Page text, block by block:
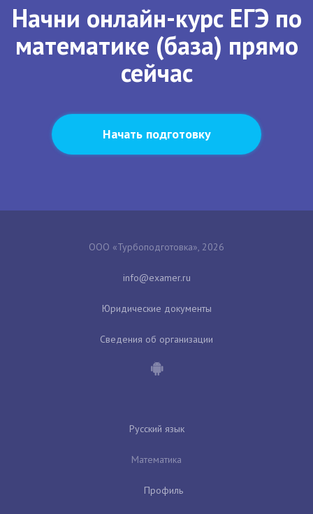
Начни онлайн-курс ЕГЭ по
математике (база) прямо
сейчас
Начать подготовку
ООО «Турбоподготовка», 2026
Юридические документы
Сведения об организации
Русский язык
Математика
Профиль